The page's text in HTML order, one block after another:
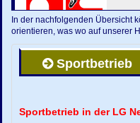
In der nachfolgenden Übersicht
orientieren, was wo auf unserer
Sportbetrieb
Sportbetrieb in der LG